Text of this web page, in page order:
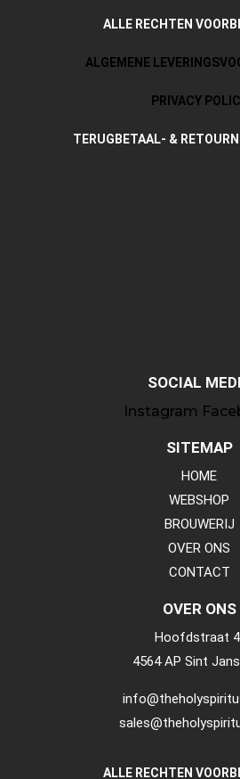
ALLE RECHTEN
ALGEMENE
PRIVACY
TERUGBETAAL- &
SOCIAL
Instagram
SITEMAP
HOME
WEBSHOP
BROUWERIJ
OVER ONS
CONTACT
OVER ONS
Hoofdstraat 4
4564 AP Sint
ALLE RECHTEN